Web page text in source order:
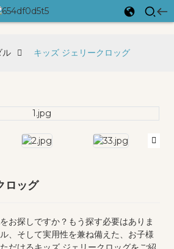
ル キッズ ジェリークロッグ
ロッグ
お探しですか？もう探す必要はありま
、そして実用性を兼ね備えた、お子様